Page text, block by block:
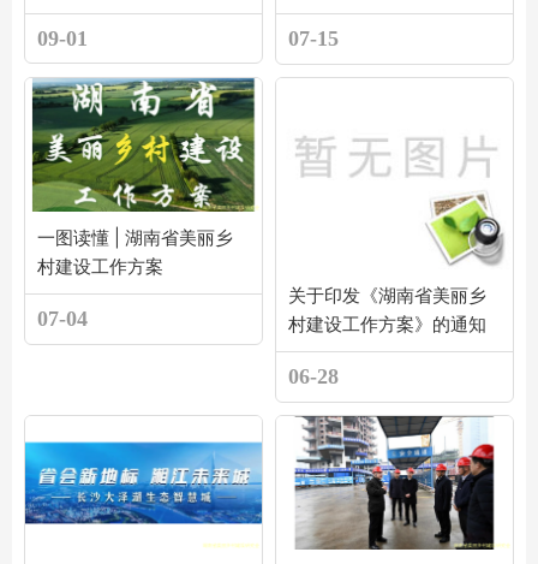
暨农村人居环境整治培训
班在衡阳举办
09-01 07-15
一图读懂 | 湖南省美丽乡
村建设工作方案
07-04
关于印发《湖南省美丽乡
村建设工作方案》的通知
06-28